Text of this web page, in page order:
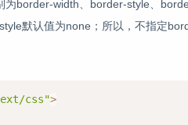
width、border-style、
默认值为none；所以，不指定
css">